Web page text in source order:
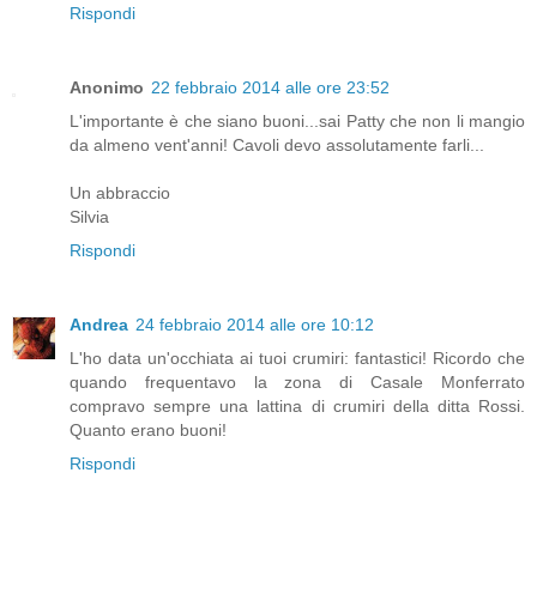
Rispondi
Anonimo 22 febbraio 2014 alle ore 23:52
L'importante è che siano buoni...sai Patty che non li mangio
da almeno vent'anni! Cavoli devo assolutamente farli...
Un abbraccio
Silvia
Rispondi
Andrea 24 febbraio 2014 alle ore 10:12
L'ho data un'occhiata ai tuoi crumiri: fantastici! Ricordo che
quando frequentavo la zona di Casale Monferrato
compravo sempre una lattina di crumiri della ditta Rossi.
Quanto erano buoni!
Rispondi